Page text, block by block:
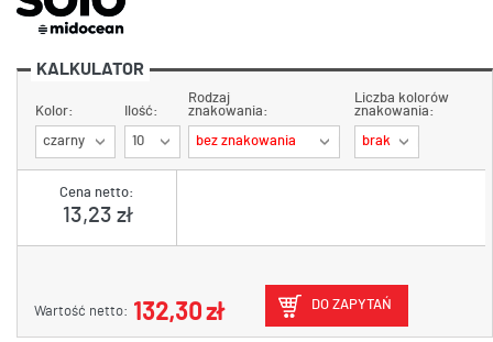
KALKULATOR
Cena netto:
13,23 zł
Wartość netto: 132,30 zł DO ZAPYTAŃ
Kolor:
czarny
Ilość:
10
Rodzaj
znakowania:
bez znakowania
Liczba kolorów
znakowania:
brak